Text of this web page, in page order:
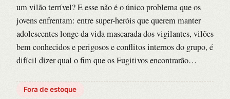
um vilão terrível? E esse não é o único problema que os
jovens enfrentam: entre super-heróis que querem manter
adolescentes longe da vida mascarada dos vigilantes, vilões
bem conhecidos e perigosos e conflitos internos do grupo, é
difícil dizer qual o fim que os Fugitivos encontrarão…
Fora de estoque